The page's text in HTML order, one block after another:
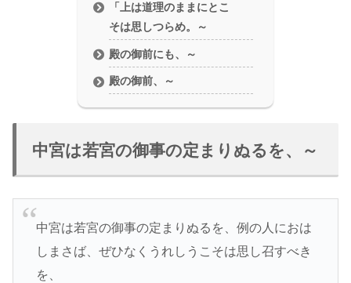
「上は道理のままにとこ
そは思しつらめ。～
殿の御前にも、～
殿の御前、～
中宮は若宮の御事の定まりぬるを、～
中宮は若宮の御事の定まりぬるを、例の人におは
しまさば、ぜひなくうれしうこそは思し召すべき
を、